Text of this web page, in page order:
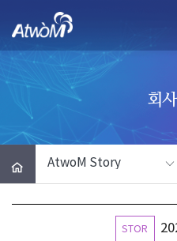
AtwoM
회
HOMEAtwoM Story
STOR